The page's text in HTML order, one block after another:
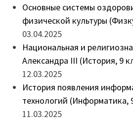
Основные системы
физической культуры
03.04.2025
Национальная и
Александра III (История, 9
12.03.2025
История появления
технологий (Информатика,
11.03.2025